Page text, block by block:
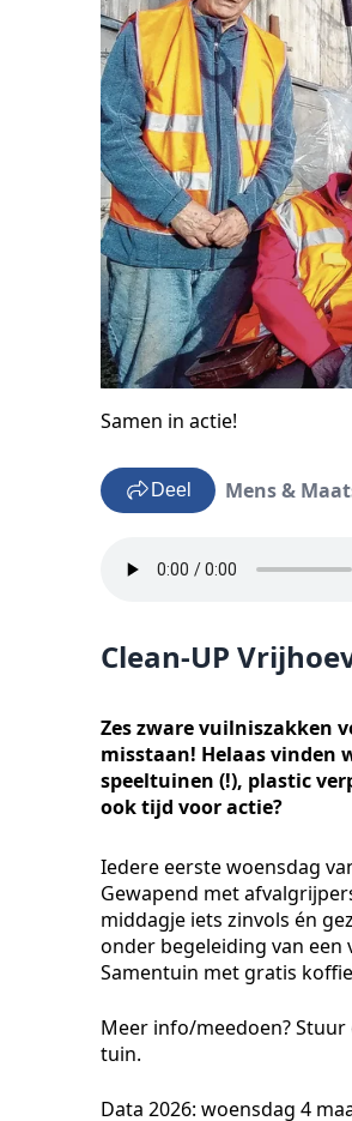
Samen in actie!
Deel Mens &
Clean-UP
Zes zware vuilniszakken
misstaan! Helaas vinden
speeltuinen (!), plastic
ook tijd voor actie?
Iedere eerste woensdag
Gewapend met
middagje iets zinvols én
onder begeleiding van een
Samentuin met gratis
Meer info/meedoen?
tuin.
Data 2026: woensdag 4